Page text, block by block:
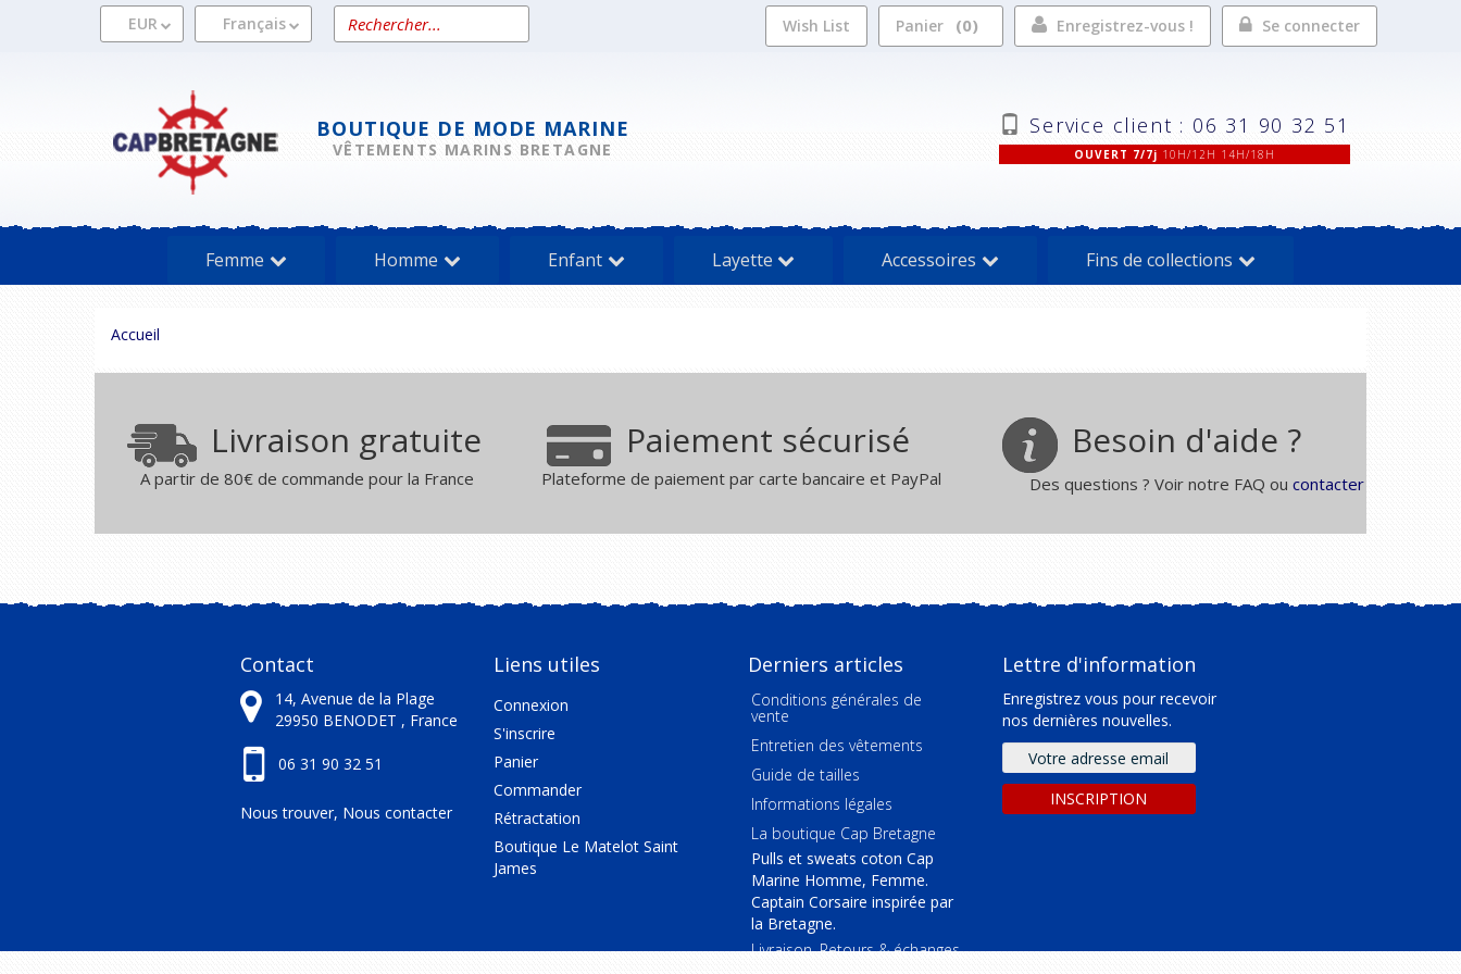
EUR Français
Rechercher
un
Enregistrez-vous ! Se connecter
Panier 0
Wish List
BOUTIQUE DE MODE MARINE
VÊTEMENTS MARINS BRETAGNE
Service client : 06 31 90 32 51
OUVERT 7/7j 10H/12H 14H/18H
Femme Homme Enfant Layette Accessoires Fins de collections
Vous
ici :
Accueil
Livraison gratuite
A partir de 80€ de commande pour la France
Paiement sécurisé
Plateforme de paiement par carte bancaire et PayPal
Besoin d'aide ?
Des questions ? Voir notre FAQ ou contacter
Contact
14, Avenue de la Plage
29950 BENODET , France
06 31 90 32 51
Nous trouver, Nous contacter
Liens utiles
Connexion
S'inscrire
Panier
Commander
Rétractation
Boutique Le Matelot Saint
James
Derniers articles
Conditions générales de
vente
Entretien des vêtements
Guide de tailles
Informations légales
La boutique Cap Bretagne
Pulls et sweats coton Cap
Marine Homme, Femme.
Captain Corsaire inspirée par
la Bretagne.
Livraison, Retours & échanges
Lettre d'information
Enregistrez vous pour recevoir
nos dernières nouvelles.
Adresse
e-
INSCRIPTION